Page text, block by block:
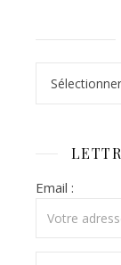
Email :